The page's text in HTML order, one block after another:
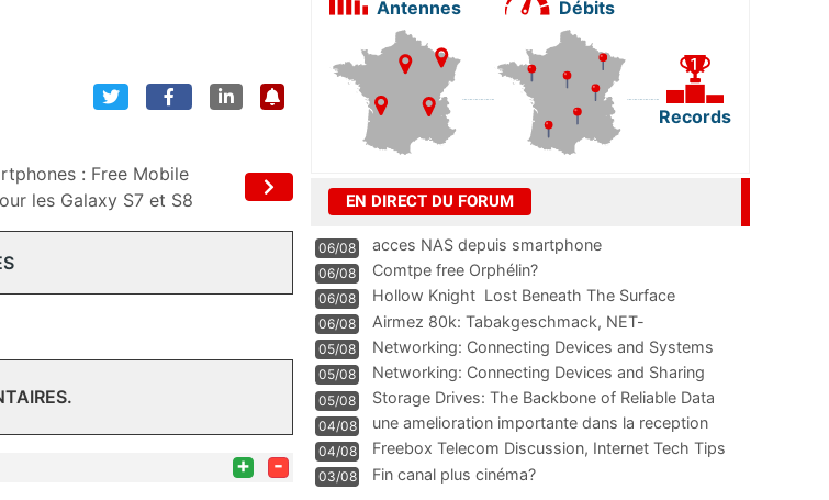
: Free Mobile
les Galaxy S7 et S8
+ -
Antennes Débits
Records
EN DIRECT DU FORUM
06/08 acces NAS depuis smartphone
06/08 Comtpe free Orphélin?
06/08 Hollow Knight  Lost Beneath The Surface
06/08
Airmez 80k: Tabakgeschmack, NET-
Technologie und Leistung im
05/08 Networking: Connecting Devices and Systems
05/08
Networking: Connecting Devices and Sharing
Information
05/08
Storage Drives: The Backbone of Reliable Data
Management
04/08
une amelioration importante dans la reception
WIFI
04/08
Freebox Telecom Discussion, Internet Tech Tips
Communi
03/08 Fin canal plus cinéma?